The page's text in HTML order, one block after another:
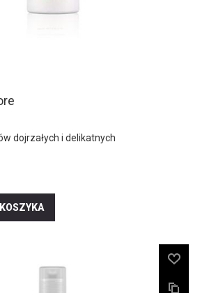
dojrzałych i delikatnych